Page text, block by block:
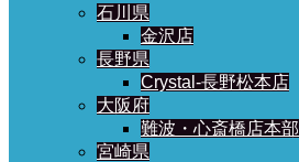
石川県
金沢店
長野県
Crystal-長野松本店
大阪府
難波・心斎橋店本部
宮崎県